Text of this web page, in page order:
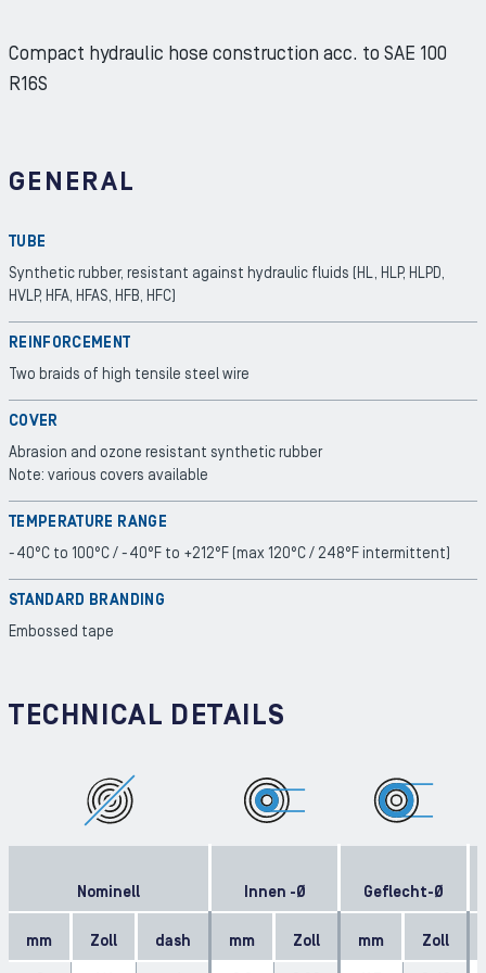
Compact hydraulic hose construction acc. to SAE 100
R16S
GENERAL
TUBE
Synthetic rubber, resistant against hydraulic fluids (HL, HLP, HLPD,
HVLP, HFA, HFAS, HFB, HFC)
REINFORCEMENT
Two braids of high tensile steel wire
COVER
Abrasion and ozone resistant synthetic rubber
Note: various covers available
TEMPERATURE RANGE
-40°C to 100°C / -40°F to +212°F (max 120°C / 248°F intermittent)
STANDARD BRANDING
Embossed tape
TECHNICAL DETAILS
Nominell Innen -Ø Geflecht-Ø
mm Zoll dash mm Zoll mm Zoll